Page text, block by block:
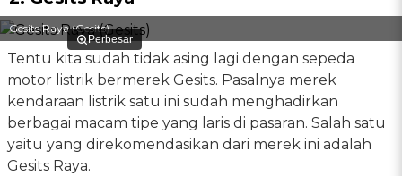
Perbesar
Gesits Raya (Gesits)
Tentu kita sudah tidak asing lagi dengan sepeda
motor listrik bermerek Gesits. Pasalnya merek
kendaraan listrik satu ini sudah menghadirkan
berbagai macam tipe yang laris di pasaran. Salah satu
yaitu yang direkomendasikan dari merek ini adalah
Gesits Raya.